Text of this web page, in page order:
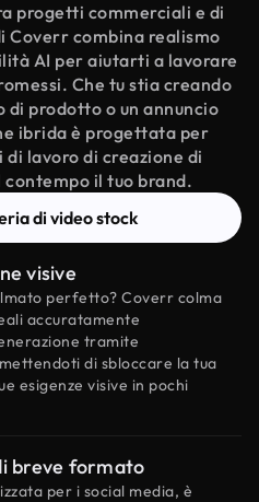
progetti commerciali e di
Coverr combina realismo
AI per aiutarti a lavorare
Che tu stia creando
di prodotto o un annuncio
ibrida è progettata per
lavoro di creazione di
il tuo brand.
di video stock
visive
perfetto? Coverr colma
accuratamente
tramite
di sbloccare la tua
esigenze visive in pochi
breve formato
per i social media, è